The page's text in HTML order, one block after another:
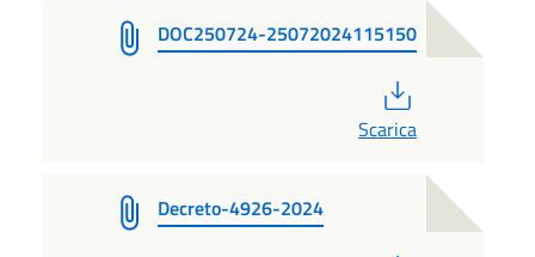
DOC250724-25072024115150
Scarica
Decreto-4926-2024